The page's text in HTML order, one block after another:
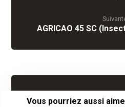
AGRICAO 45 SC
Vous pourriez aussi